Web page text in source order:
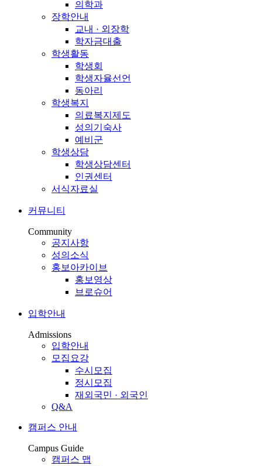
의학과
장학안내
교내 · 외장학
학자금대출
학생활동
학생회
학생자율선언
동아리
학생복지
의료복지제도
성의기숙사
예비군
학생상담
학생상담센터
인권센터
서식자료실
커뮤니티
Community
공지사항
성의소식
홍보아카이브
홍보영상
브로슈어
입학안내
Admissions
입학안내
모집요강
수시모집
정시모집
재외국민 · 외국인
Q&A
캠퍼스 안내
Campus Guide
캠퍼스 맵